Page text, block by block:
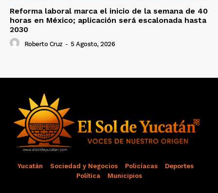
Reforma laboral marca el inicio de la semana de 40
horas en México; aplicación será escalonada hasta
2030
Roberto Cruz - 5 Agosto, 2026
Yucatán Sociedad y Negocios Policíacas
Deportes
Política
Municipios